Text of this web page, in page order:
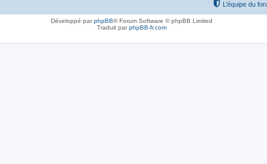
L’équipe du
Développé parphpBB® Forum Software © phpBB Limited
Traduit parphpBB-fr.com